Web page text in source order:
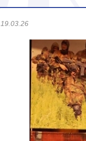
19.03.26